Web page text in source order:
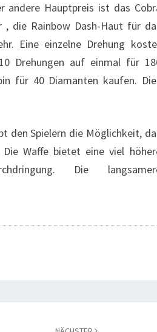
andere Hauptpreis ist das
, die Rainbow Dash-Haut für
Eine einzelne Drehung
Drehungen auf einmal für
für 40 Diamanten kaufen.
den Spielern die Möglichkeit,
Die Waffe bietet eine viel
Die